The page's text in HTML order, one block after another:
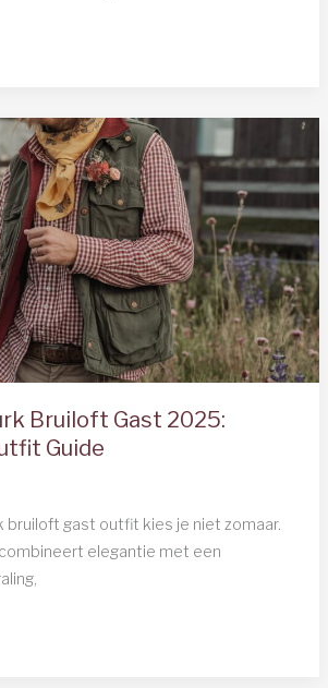
Bruiloft Gast 2025:
Guide
bruiloft gast outfit kies je niet zomaar.
elegantie met een